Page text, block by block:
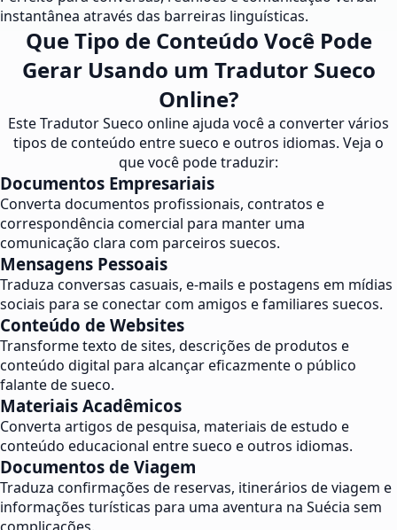
instantânea através das barreiras linguísticas.
Que Tipo de Conteúdo Você Pode
Gerar Usando um Tradutor Sueco
Online?
Este Tradutor Sueco online ajuda você a converter vários
tipos de conteúdo entre sueco e outros idiomas. Veja o
que você pode traduzir:
Documentos Empresariais
Converta documentos profissionais, contratos e
correspondência comercial para manter uma
comunicação clara com parceiros suecos.
Mensagens Pessoais
Traduza conversas casuais, e-mails e postagens em mídias
sociais para se conectar com amigos e familiares suecos.
Conteúdo de Websites
Transforme texto de sites, descrições de produtos e
conteúdo digital para alcançar eficazmente o público
falante de sueco.
Materiais Acadêmicos
Converta artigos de pesquisa, materiais de estudo e
conteúdo educacional entre sueco e outros idiomas.
Documentos de Viagem
Traduza confirmações de reservas, itinerários de viagem e
informações turísticas para uma aventura na Suécia sem